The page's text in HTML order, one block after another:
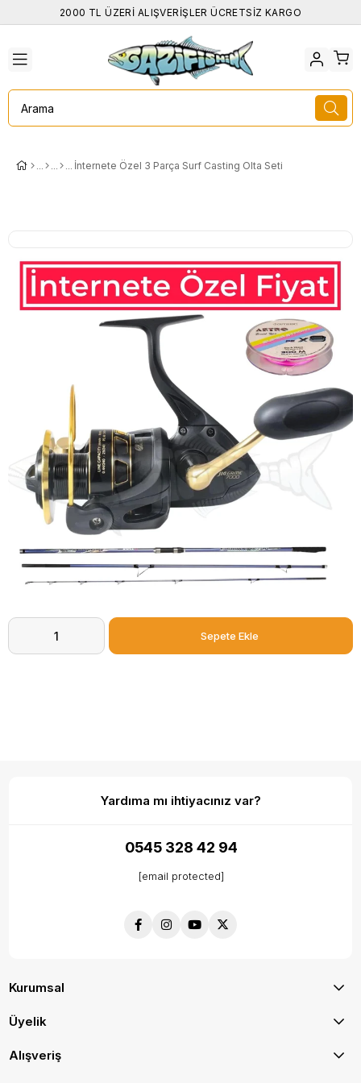
2000 TL ÜZERİ ALIŞVERİŞLER ÜCRETSİZ KARGO
İnternete Özel 3 Parça Surf Casting Olta Seti
Yardıma mı ihtiyacınız var?
0545 328 42 94
[email protected]
Kurumsal
Üyelik
Alışveriş